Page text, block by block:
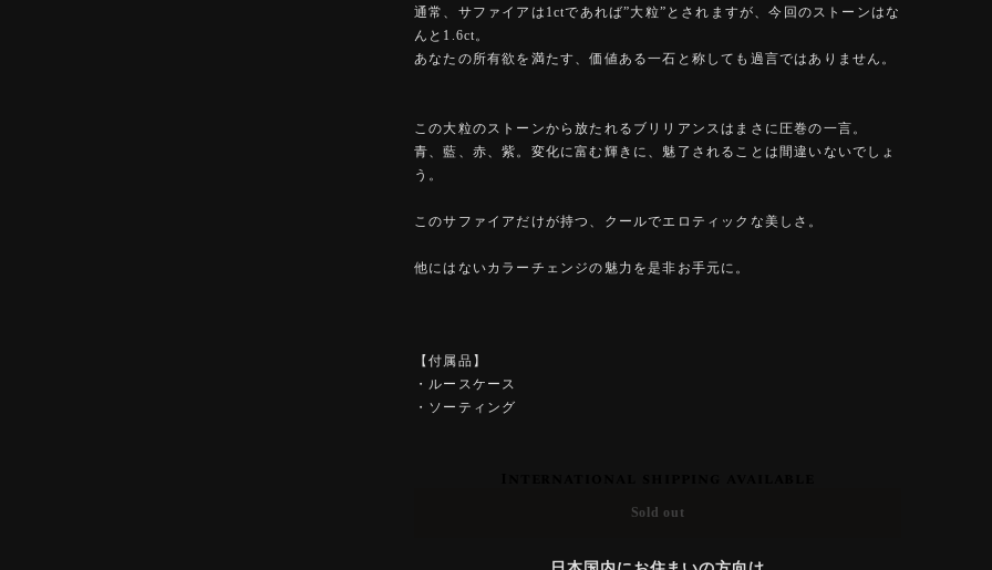
通常、サファイアは1ctであれば”大粒”とされますが、今回のストーンはな
んと1.6ct。
あなたの所有欲を満たす、価値ある一石と称しても過言ではありません。
この大粒のストーンから放たれるブリリアンスはまさに圧巻の一言。
青、藍、赤、紫。変化に富む輝きに、魅了されることは間違いないでしょ
う。
このサファイアだけが持つ、クールでエロティックな美しさ。
他にはないカラーチェンジの魅力を是非お手元に。
【付属品】
・ルースケース
・ソーティング
Sold out